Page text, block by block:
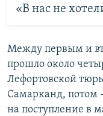
«В нас не
Между первым и
прошло около
Лефортовской
Самарканд, потом
на поступление в